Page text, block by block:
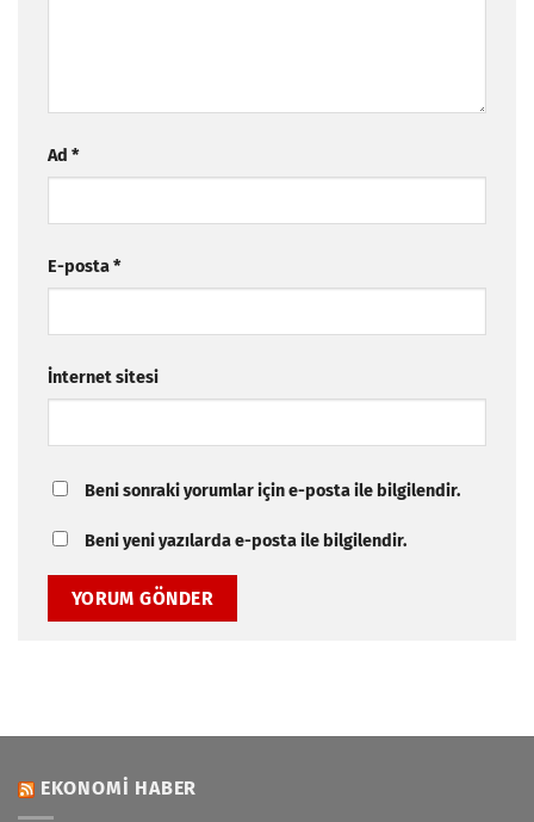
Ad *
E-posta*
İnternet sitesi
Beni sonraki yorumlar için e-posta ile bilgilendir.
Beni yeni yazılarda e-posta ile bilgilendir.
EKONOMI HABER